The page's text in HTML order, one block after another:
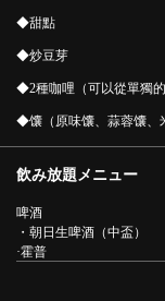
◆甜點
◆炒豆芽
◆2種咖哩（可以從單獨的
◆馕（原味馕、蒜蓉馕、
飲み放題メニュー
啤酒
・朝日生啤酒（中盃）
·霍普
・柚子酸 / 萊姆酸 / 荔枝
【含2小時無限暢